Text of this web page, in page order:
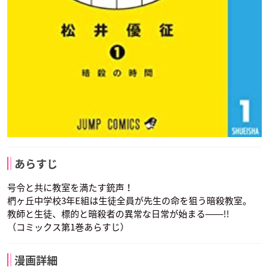
宮野真守
浅野学秀
潮田広海
三村航輝
声優：高橋伸也
声優：諏訪彩花
あらすじ
号令と共に教室を満たす銃声！
椚ヶ丘中学校3年E組は生徒全員が先生の命を狙う暗殺教室。
教師と生徒、標的と暗殺者の異常な日常が始まる――!!
（コミックス第1巻あらすじ）
漫画詳細